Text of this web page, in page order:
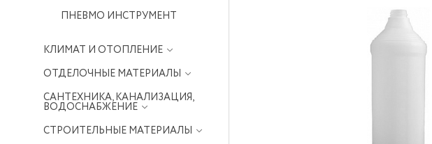
ПНЕВМО ИНСТРУМЕНТ
КЛИМАТ И ОТОПЛЕНИЕ
ОТДЕЛОЧНЫЕ МАТЕРИАЛЫ
САНТЕХНИКА, КАНАЛИЗАЦИЯ,
ВОДОСНАБЖЕНИЕ
СТРОИТЕЛЬНЫЕ МАТЕРИАЛЫ